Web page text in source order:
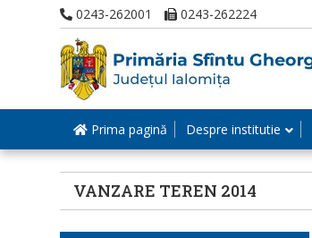
0243-262001 0243-262224
Prima pagină Despre institutie
VANZARE TEREN 2014